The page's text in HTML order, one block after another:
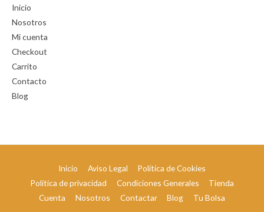
Inicio
Nosotros
Mi cuenta
Checkout
Carrito
Contacto
Blog
Inicio Aviso Legal
Política de Cookies
Política de privacidad
Condiciones Generales
Tienda
Cuenta
Nosotros Contactar Blog Tu Bolsa